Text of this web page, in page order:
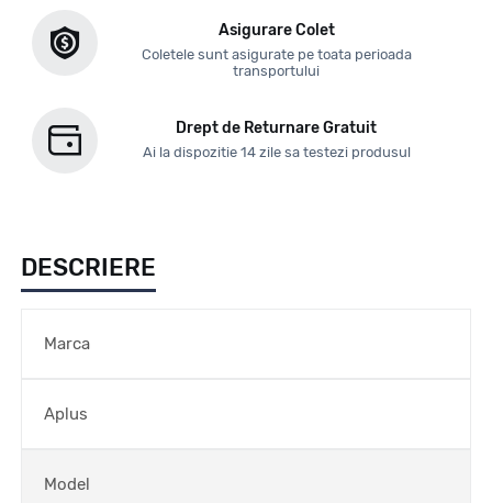
Asigurare Colet
Coletele sunt asigurate pe toata perioada
transportului
Drept de Returnare Gratuit
Ai la dispozitie 14 zile sa testezi produsul
DESCRIERE
Marca
Aplus
Model